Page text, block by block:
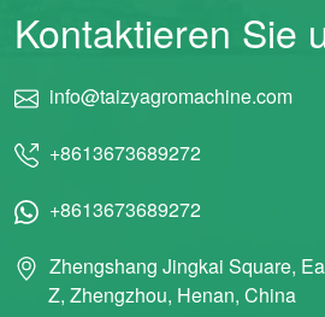
Kontaktieren Sie
info@taizyagromachine.com
+8613673689272
+8613673689272
Zhengshang Jingkai Square,
Z, Zhengzhou, Henan, China